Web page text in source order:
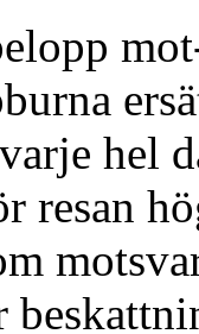
hel
resan